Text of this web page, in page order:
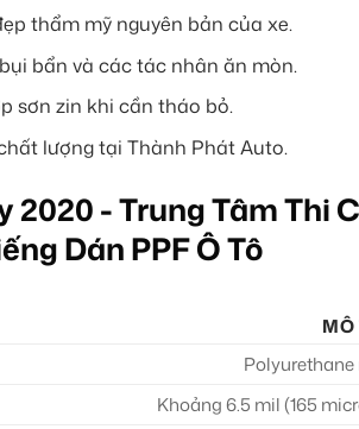
thẩm mỹ nguyên bản của xe.
bẩn và các tác nhân ăn mòn.
sơn zin khi cần tháo bỏ.
lượng tại Thành Phát Auto.
Dán PPF Ô Tô
Polyurethane
Khoảng 6.5 mil (165